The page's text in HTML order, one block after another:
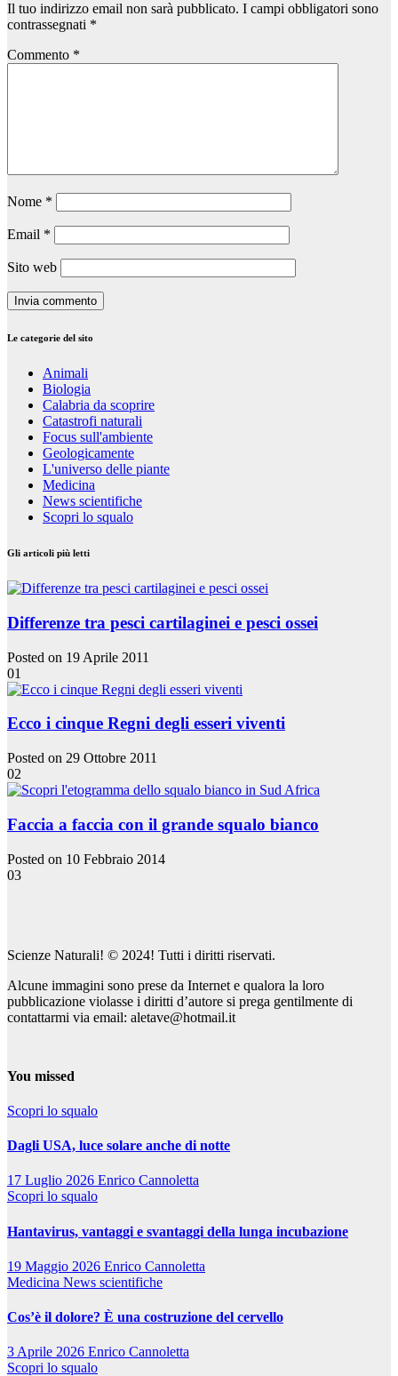
Il tuo indirizzo email non sarà pubblicato. I campi obbligatori sono
contrassegnati *
Commento *
Nome *
Email *
Sito web
Le categorie del sito
Animali
Biologia
Calabria da scoprire
Catastrofi naturali
Focus sull'ambiente
Geologicamente
L'universo delle piante
Medicina
News scientifiche
Scopri lo squalo
Gli articoli più letti
Differenze tra pesci cartilaginei e pesci ossei
Posted on 19 Aprile 2011
01
Ecco i cinque Regni degli esseri viventi
Posted on 29 Ottobre 2011
02
Faccia a faccia con il grande squalo bianco
Posted on 10 Febbraio 2014
03
Scienze Naturali! © 2024! Tutti i diritti riservati.
Alcune immagini sono prese da Internet e qualora la loro
pubblicazione violasse i diritti d’autore si prega gentilmente di
contattarmi via email: aletave@hotmail.it
You missed
Scopri lo squalo
Dagli USA, luce solare anche di notte
17 Luglio 2026 Enrico Cannoletta
Scopri lo squalo
Hantavirus, vantaggi e svantaggi della lunga incubazione
19 Maggio 2026 Enrico Cannoletta
Medicina News scientifiche
Cos’è il dolore? È una costruzione del cervello
3 Aprile 2026 Enrico Cannoletta
Scopri lo squalo